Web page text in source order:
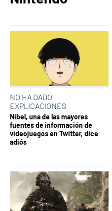
NO HA DADO
EXPLICACIONES
Nibel, una de las mayores
fuentes de información de
videojuegos en Twitter, dice
adiós